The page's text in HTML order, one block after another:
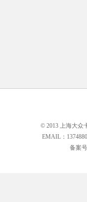
© 2013 上海大众
EMAIL：
备案